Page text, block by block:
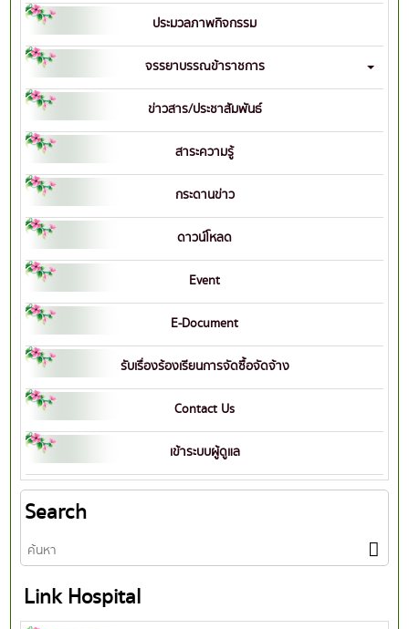
ประมวลภาพกิจกรรม
จรรยาบรรณข้าราชการ
ข่าวสาร/ประชาสัมพันธ์
สาระความรู้
กระดานข่าว
ดาวน์โหลด
Event
E-Document
รับเรื่องร้องเรียนการจัดซื้อจัดจ้าง
Contact Us
เข้าระบบผู้ดูแล
Search
Link Hospital